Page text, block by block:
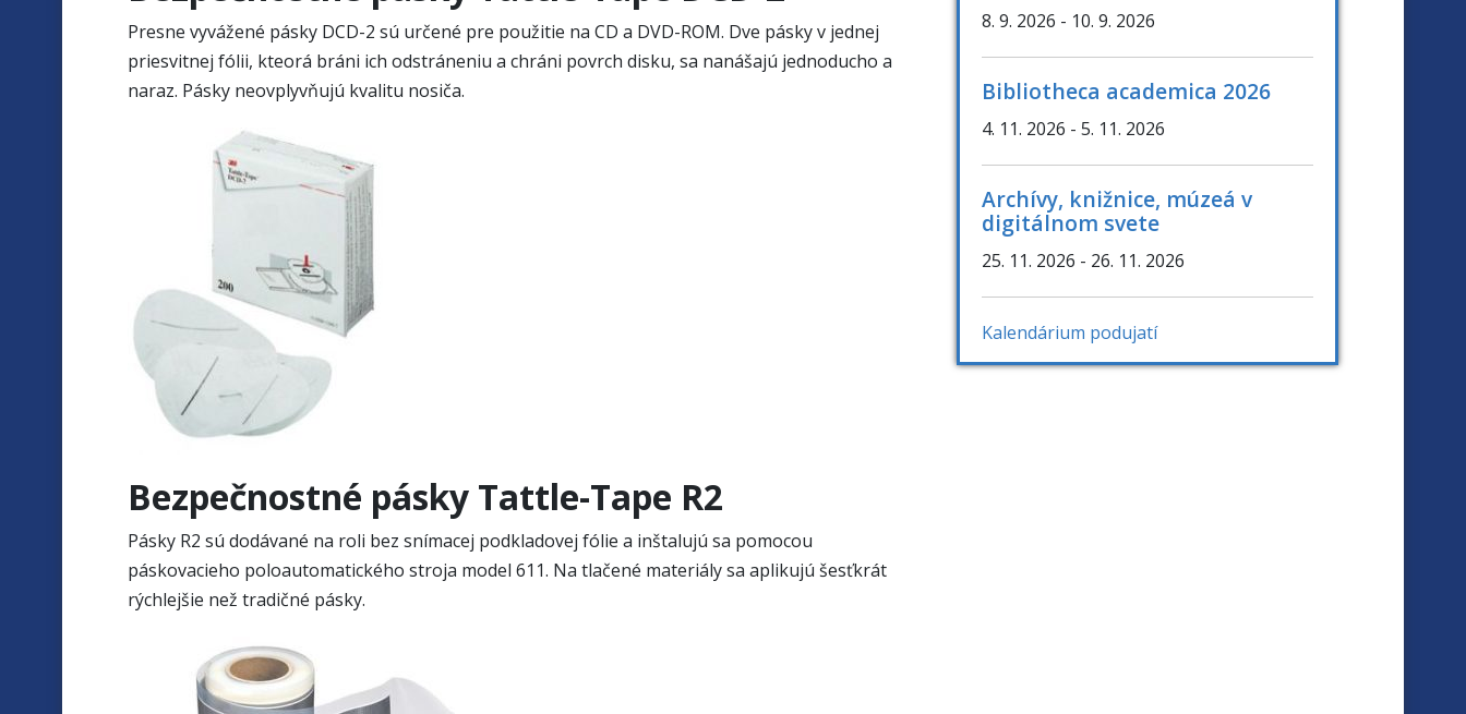
Presne vyvážené pásky DCD-2 sú určené pre použitie na CD a DVD-ROM. Dve pásky v jednej
priesvitnej fólii, kteorá bráni ich odstráneniu a chráni povrch disku, sa nanášajú jednoducho a
naraz. Pásky neovplyvňujú kvalitu nosiča.
Bezpečnostné pásky Tattle-Tape R2
Pásky R2 sú dodávané na roli bez snímacej podkladovej fólie a inštalujú sa pomocou
páskovacieho poloautomatického stroja model 611. Na tlačené materiály sa aplikujú šesťkrát
rýchlejšie než tradičné pásky.
8. 9. 2026 - 10. 9. 2026
Bibliotheca academica 2026
4. 11. 2026 - 5. 11. 2026
Archívy, knižnice, múzeá v
digitálnom svete
25. 11. 2026 - 26. 11. 2026
Kalendárium podujatí